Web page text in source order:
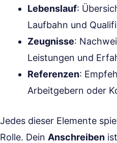
Lebenslauf:
Laufbahn und
Zeugnisse:
Leistungen und
Referenzen:
Arbeitgebern oder
Jedes dieser Elemente
Rolle. Dein Anschreiben